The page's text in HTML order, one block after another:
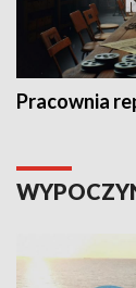
Pracownia